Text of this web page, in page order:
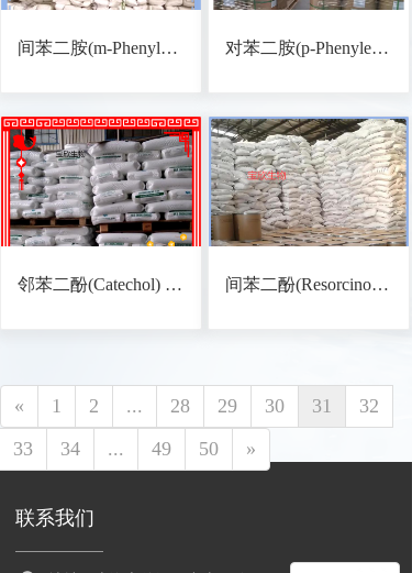
间苯二胺(m-Phenylenediamine) CAS: 108-45-2 对苯二胺(p-Phenylenediamine) CAS: 106-50-3
邻苯二酚(Catechol) CAS: 120-80-9 间苯二酚(Resorcinol) CAS: 108-46-3
« 1 2 ... 28 29 30 31
32
33
34 ... 49 50 »
联系我们